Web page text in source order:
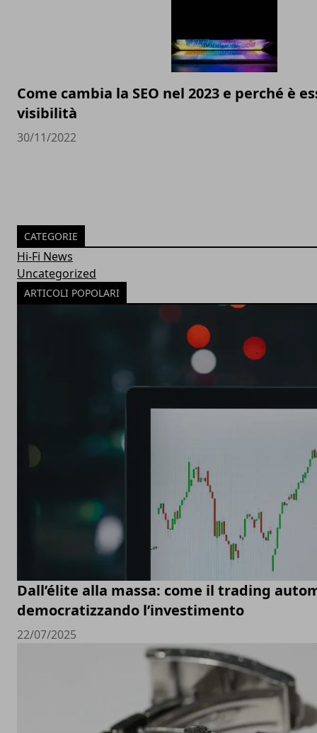
Come cambia la SEO nel 2023 e perché è
visibilità
30/11/2022
CATEGORIE
Hi-Fi News
Uncategorized
ARTICOLI POPOLARI
Dall’élite alla massa: come il trading
democratizzando l’investimento
22/07/2025